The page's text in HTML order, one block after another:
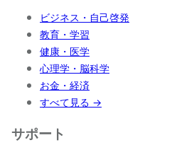
ビジネス・自己啓発
教育・学習
健康・医学
心理学・脳科学
お金・経済
すべて見る →
サポート